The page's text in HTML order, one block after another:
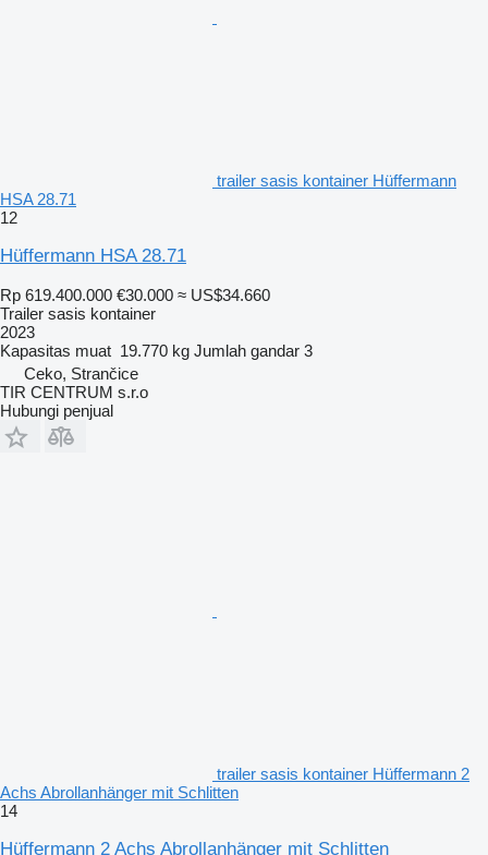
trailer sasis kontainer Hüffermann
HSA 28.71
12
Hüffermann HSA 28.71
Rp 619.400.000 €30.000 ≈ US$34.660
Trailer sasis kontainer
2023
Kapasitas muat 19.770 kg Jumlah gandar 3
Ceko, Strančice
TIR CENTRUM s.r.o
Hubungi penjual
trailer sasis kontainer Hüffermann 2
Achs Abrollanhänger mit Schlitten
14
Hüffermann 2 Achs Abrollanhänger mit Schlitten